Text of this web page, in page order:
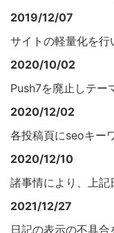
2019/12/07
サイトの軽量化を行
2020/10/02
Push7を廃止しテー
2020/12/02
各投稿頁にseoキー
2020/12/10
諸事情により、上記
2021/12/27
日記の表示の不具合